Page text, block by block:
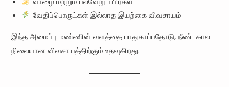
வேதிப்பொருட்கள் இல்லாத இயற்கை விவசாயம்
இந்த அமைப்பு மண்ணின் வளத்தை பாதுகாப்பதோடு, நீண்டகால
நிலையான விவசாயத்திற்கும் உதவுகிறது.